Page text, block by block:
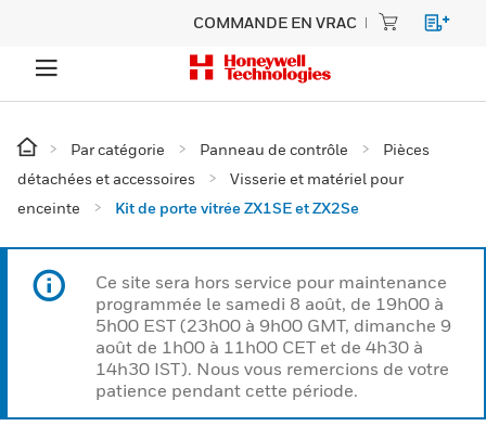
COMMANDE EN VRAC
Par catégorie Panneau de contrôle
Pièces
détachées et accessoires
Visserie et matériel pour
enceinte
Kit de porte vitrée ZX1SE et ZX2Se
Ce site sera hors service pour maintenance
programmée le samedi 8 août, de 19h00 à
5h00 EST (23h00 à 9h00 GMT, dimanche 9
août de 1h00 à 11h00 CET et de 4h30 à
14h30 IST). Nous vous remercions de votre
patience pendant cette période.